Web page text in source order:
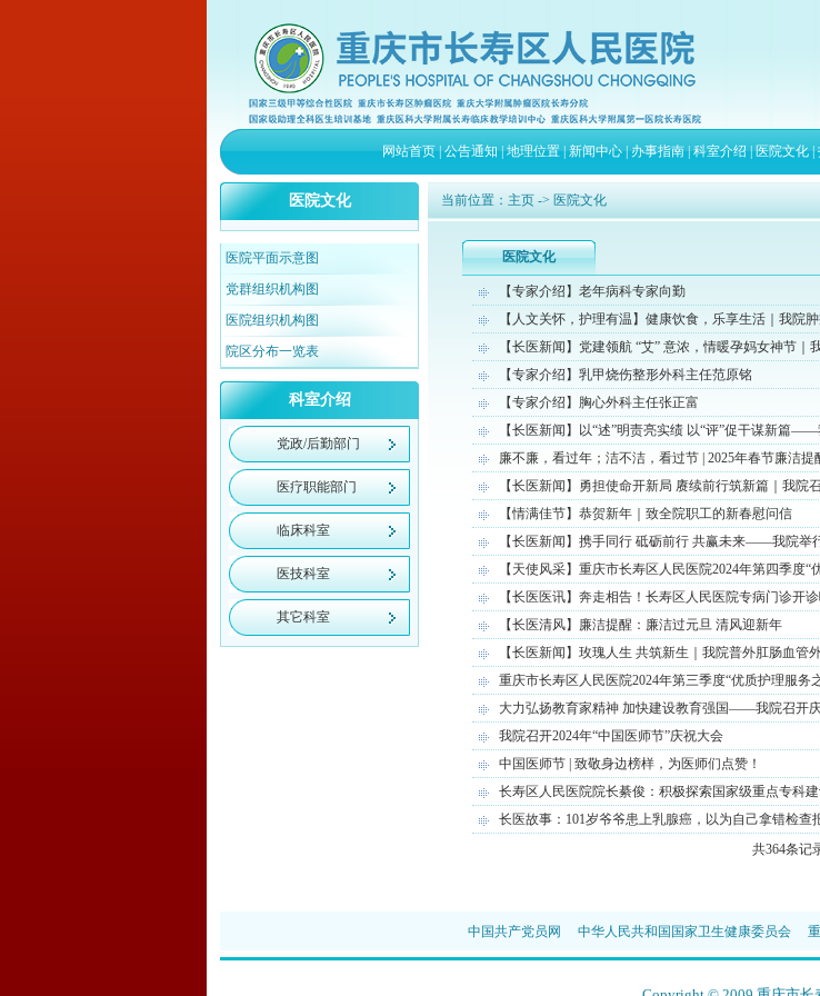
网站首页|公告通知|地理位置|新闻中心|办事指南|科室介绍|医院文化|
医院文化
医院平面示意图
党群组织机构图
医院组织机构图
院区分布一览表
科室介绍
党政/后勤部门
医疗职能部门
临床科室
医技科室
其它科室
当前位置： 主页 -> 医院文化
医院文化
【专家介绍】老年病科专家向勤
【人文关怀，护理有温】健康饮食，乐享生活｜我院
【长医新闻】党建领航 “艾” 意浓，情暖孕妈女神节｜
【专家介绍】乳甲烧伤整形外科主任范原铭
【专家介绍】胸心外科主任张正富
【长医新闻】以“述”明责亮实绩 以“评”促干谋新篇
廉不廉，看过年；洁不洁，看过节 | 2025年春节廉洁提
【长医新闻】勇担使命开新局 赓续前行筑新篇｜我院
【情满佳节】恭贺新年｜致全院职工的新春慰问信
【长医新闻】携手同行 砥砺前行 共赢未来——我院举
【天使风采】重庆市长寿区人民医院2024年第四季度“
【长医医讯】奔走相告！长寿区人民医院专病门诊开诊
【长医清风】廉洁提醒：廉洁过元旦 清风迎新年
【长医新闻】玫瑰人生 共筑新生｜我院普外肛肠血管
重庆市长寿区人民医院2024年第三季度“优质护理服务
大力弘扬教育家精神 加快建设教育强国——我院召开
我院召开2024年“中国医师节”庆祝大会
中国医师节 | 致敬身边榜样，为医师们点赞！
长寿区人民医院院长綦俊：积极探索国家级重点专科
长医故事：101岁爷爷患上乳腺癌，以为自己拿错检查
共364条记
中国共产党员网 中华人民共和国国家卫生健康委员会